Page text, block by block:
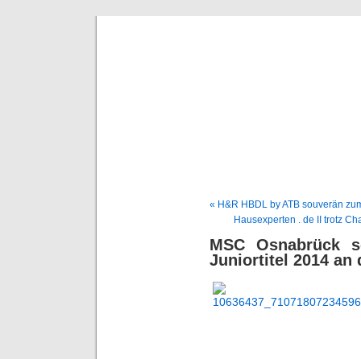
« H&R HBDL by ATB souverän
Hausexperten . de II trotz
MSC Osnabrück
Juniortitel 2014 an